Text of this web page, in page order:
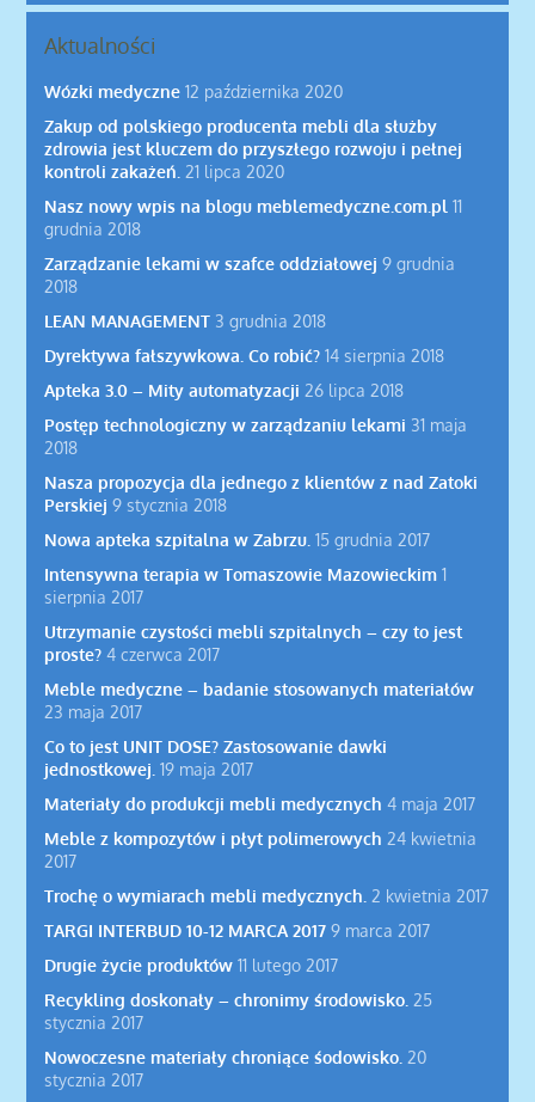
Aktualności
Wózki medyczne 12 października 2020
Zakup od polskiego producenta mebli dla służby
zdrowia jest kluczem do przyszłego rozwoju i pełnej
kontroli zakażeń. 21 lipca 2020
Nasz nowy wpis na blogu meblemedyczne.com.pl 11
grudnia 2018
Zarządzanie lekami w szafce oddziałowej 9 grudnia
2018
LEAN MANAGEMENT 3 grudnia 2018
Dyrektywa fałszywkowa. Co robić? 14 sierpnia 2018
Apteka 3.0 – Mity automatyzacji 26 lipca 2018
Postęp technologiczny w zarządzaniu lekami 31 maja
2018
Nasza propozycja dla jednego z klientów z nad Zatoki
Perskiej 9 stycznia 2018
Nowa apteka szpitalna w Zabrzu. 15 grudnia 2017
Intensywna terapia w Tomaszowie Mazowieckim 1
sierpnia 2017
Utrzymanie czystości mebli szpitalnych – czy to jest
proste? 4 czerwca 2017
Meble medyczne – badanie stosowanych materiałów
23 maja 2017
Co to jest UNIT DOSE? Zastosowanie dawki
jednostkowej. 19 maja 2017
Materiały do produkcji mebli medycznych 4 maja 2017
Meble z kompozytów i płyt polimerowych 24 kwietnia
2017
Trochę o wymiarach mebli medycznych. 2 kwietnia 2017
TARGI INTERBUD 10-12 MARCA 2017 9 marca 2017
Drugie życie produktów 11 lutego 2017
Recykling doskonały – chronimy środowisko. 25
stycznia 2017
Nowoczesne materiały chroniące śodowisko. 20
stycznia 2017